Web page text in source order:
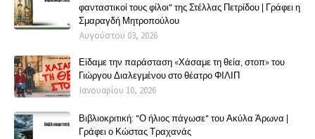
φανταστικοί τους φίλοι" της Στέλλας Πετρίδου | Γράφει η
Σμαραγδή Μητροπούλου
Αυγούστου 03, 2026
Είδαμε την παράσταση «Χάσαμε τη θεία, στοπ» του
Γιώργου Διαλεγμένου στο θέατρο ΦΙΛΙΠ
Ιανουαρίου 10, 2026
Βιβλιοκριτική: "Ο ήλιος πάγωσε" του Ακύλα Άρωνα |
Γράφει ο Κώστας Τραχανάς